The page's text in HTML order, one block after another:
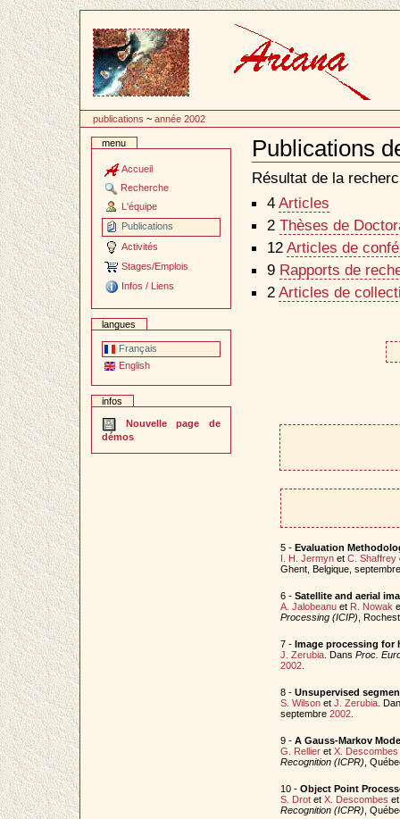
contenu
publications ~année 2002
menu
Accueil
Recherche
L'équipe
Publications
Activités
Stages/Emplois
Infos / Liens
langues
Français
English
infos
Nouvelle page de
démos
Publications
Document
Actions
Résultat de la
4 Articles
2 Thèses de
12 Articles de
9 Rapports de
2 Articles de
5 - Evaluation
I. H. Jermynet C. Shaffrey
Ghent, Belgique,
6 - Satellite and aerial
A. Jalobeanuet R. Nowak
Processing (ICIP) ,
7 - Image processing for
J. Zerubia. Dans Proc.
2002.
8 - Unsupervised
S. Wilsonet J. Zerubia.
septembre 2002.
9 - A Gauss-Markov
G. Rellieret X. Descombes
Recognition (ICPR) ,
10 - Object Point
S. Drotet X. Descombes
Recognition (ICPR) ,